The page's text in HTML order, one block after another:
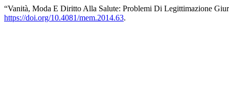
“Vanità, Moda E Diritto Alla Salute: Problemi Di Legittimazione
https://doi.org/10.4081/mem.2014.63.